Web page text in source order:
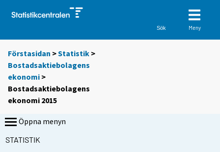
Sök Meny
Förstasidan >Statistik >
Bostadsaktiebolagens
ekonomi >
Bostadsaktiebolagens
ekonomi 2015
Öppna menyn
STATISTIK